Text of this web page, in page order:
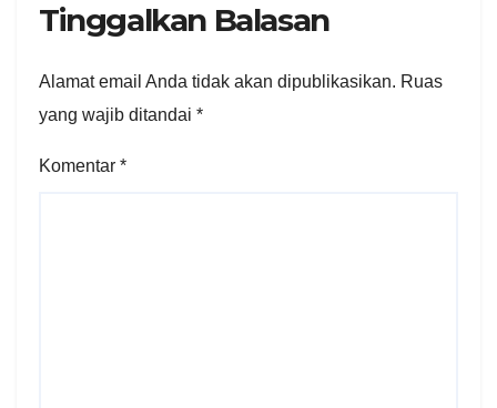
Tinggalkan Balasan
Alamat email Anda tidak akan dipublikasikan. Ruas
yang wajib ditandai *
Komentar *